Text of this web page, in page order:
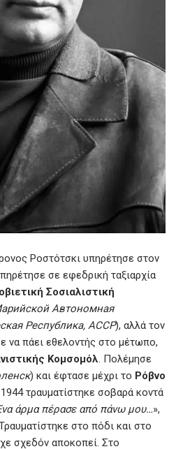
Ροστότσκι υπηρέτησε στον
σε εφεδρική ταξιαρχία
Σοσιαλιστική
Автономная
Республика, АССР), αλλά τον
να πάει εθελοντής στο μέτωπο,
Κομσομόλ. Πολέμησε
) και έφτασε μέχρι το Ρόβνο
τραυματίστηκε σοβαρά κοντά
άρμα πέρασε από πάνω μου…»,
στο πόδι και στο
σχεδόν αποκοπεί. Στο